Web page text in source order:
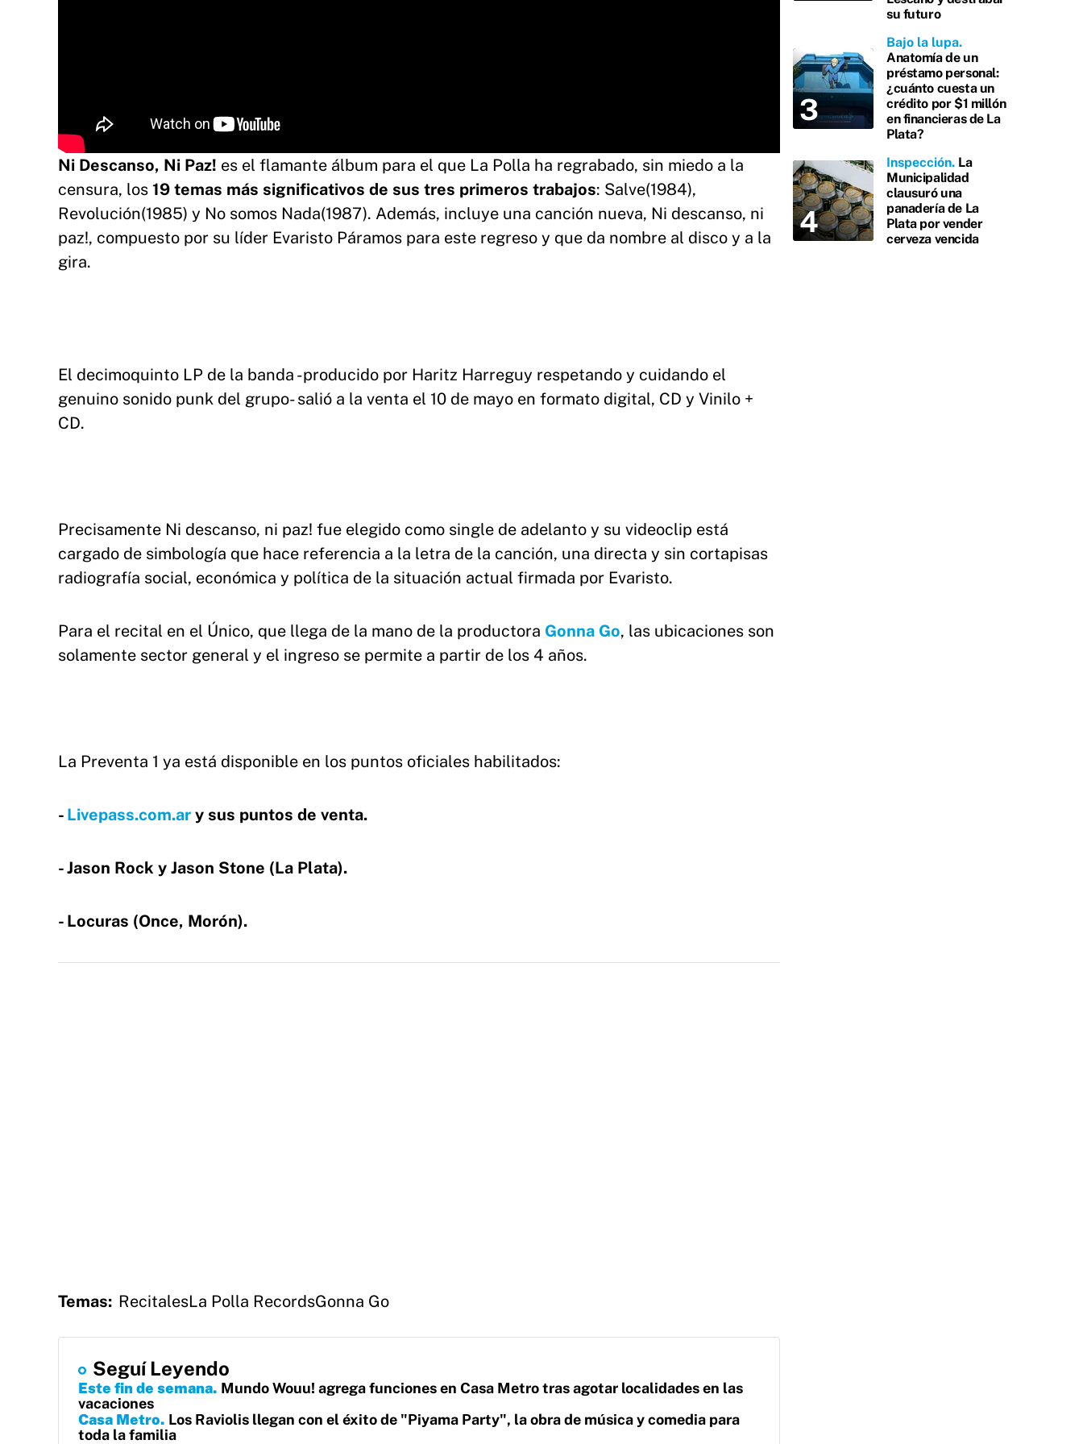
Ni Descanso, Ni Paz! es el flamante álbum para el que La Polla ha regrabado, sin miedo a la
censura, los 19 temas más significativos de sus tres primeros trabajos: Salve(1984),
Revolución(1985) y No somos Nada(1987). Además, incluye una canción nueva, Ni descanso, ni
paz!, compuesto por su líder Evaristo Páramos para este regreso y que da nombre al disco y a la
gira.
El decimoquinto LP de la banda -producido por Haritz Harreguy respetando y cuidando el
genuino sonido punk del grupo- salió a la venta el 10 de mayo en formato digital, CD y Vinilo +
CD.
Precisamente Ni descanso, ni paz! fue elegido como single de adelanto y su videoclip está
cargado de simbología que hace referencia a la letra de la canción, una directa y sin cortapisas
radiografía social, económica y política de la situación actual firmada por Evaristo.
Para el recital en el Único, que llega de la mano de la productora Gonna Go, las ubicaciones son
solamente sector general y el ingreso se permite a partir de los 4 años.
La Preventa 1 ya está disponible en los puntos oficiales habilitados:
- Livepass.com.ar y sus puntos de venta.
- Jason Rock y Jason Stone (La Plata).
- Locuras (Once, Morón).
Temas: RecitalesLa Polla RecordsGonna Go
Seguí Leyendo
Este fin de semana Mundo Wouu! agrega funciones en Casa Metro tras agotar localidades en las
vacaciones
Casa Metro Los Raviolis llegan con el éxito de "Piyama Party", la obra de música y comedia para
toda la familia
su futuro
Bajo la lupa
Anatomía de un
préstamo personal:
¿cuánto cuesta un
crédito por $1 millón
en financieras de La
Plata?
Inspección La
Municipalidad
clausuró una
panadería de La
Plata por vender
cerveza vencida